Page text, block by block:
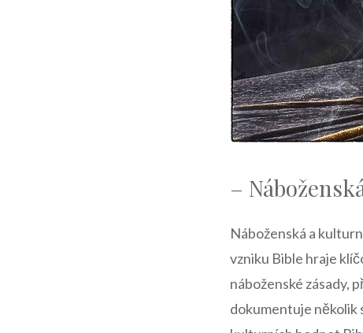
–
Náboženská a
vzniku Bible hraje
náboženské zásady,
dokumentuje několik